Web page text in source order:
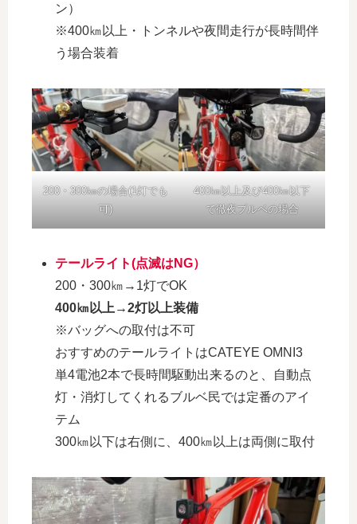
ン）
※400㎞以上・トンネルや夜間走行が長時間伴
う場合装着
200・300㎞の場合(1灯でも
可)
400㎞以上及び400㎞以下
で徹夜ブルベの場合
テールライト(点滅はNG）
200・300㎞→1灯でOK
400㎞以上→2灯以上装備
※バッグへの取付は不可
おすすめのテールライトはCATEYE OMNI3
単4電池2本で長時間駆動出来るのと、自動点
灯・消灯してくれるブルベ民では定番のアイ
テム
300㎞以下は右側に、400㎞以上は両側に取付